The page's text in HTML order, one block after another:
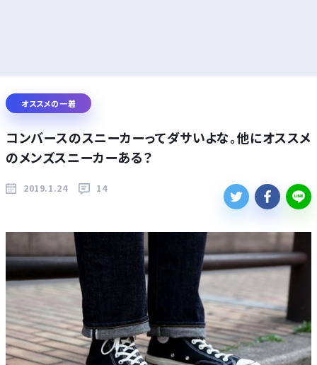
オススメの一着
コンバースのスニーカーってダサいよな。他にオススメ
のメンズスニーカーある？
2019.1.24 14